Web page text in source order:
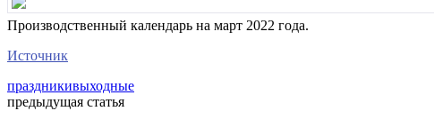
Производственный календарь на март 2022 года.
Источник
праздникивыходные
предыдущая статья